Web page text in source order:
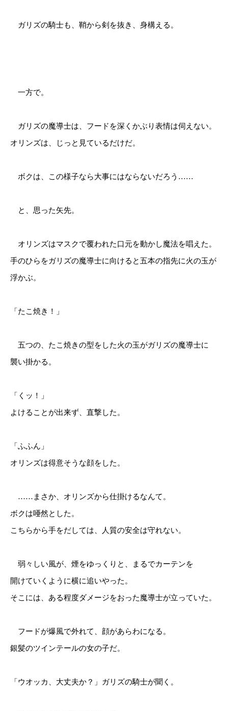
ガリズの騎士も、鞘から剣を抜き、身構える。
一方で。
ガリズの魔導士は、フードを深くかぶり表情は伺えない。
オリンズは、じっと見ているだけだ。
ボクは、この様子なら大事にはならないだろう……
と、思った矢先。
オリンズはマスクで覆われた口元を動かし魔法を唱えた。
手のひらをガリズの魔導士に向けると五本の指先に火の玉が
浮かぶ。
「たこ焼き！」
五つの、たこ焼きの型をした火の玉がガリズの魔導士に
襲い掛かる。
「くッ！」
よけることが出来ず、直撃した。
「ふふん」
オリンズは得意そうな顔をした。
……まさか、オリンズから仕掛けるなんて。
ボクは唖然とした。
こちらから手をだしては、人質の安全は守れない。
弱々しい風が、煙をゆっくりと、まるでカーテンを
開けていくように横に追いやった。
そこには、ある程度ダメージをおった魔導士が立っていた。
フードが爆風で外れて、顔があらわになる。
銀髪のツインテールの女の子だ。
「ウオッカ、大丈夫か？」ガリズの騎士が聞く。